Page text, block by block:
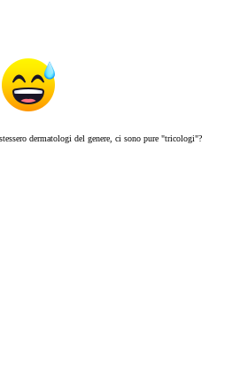
dermatologi del genere, ci sono pure "tricologi"?